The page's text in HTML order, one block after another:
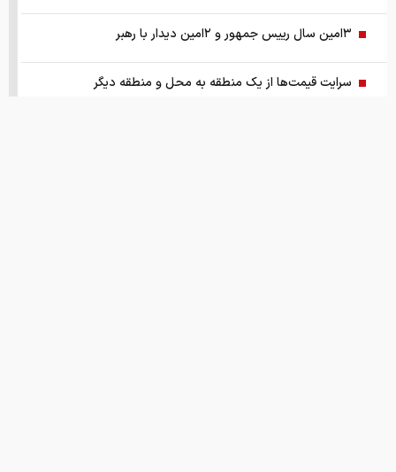
۳امین سال رییس جمهور و ۲امین دیدار با رهبر
سرایت قیمت‌ها از یک منطقه به محل و منطقه دیگر